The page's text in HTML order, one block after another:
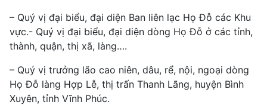
– Quý vị đại biểu, đại diện Ban liên lạc Họ Đỗ các Khu
vực.- Quý vị đại biểu, đại diện dòng Họ Đỗ ở các tỉnh,
thành, quận, thị xã, làng….
– Quý vị trưởng lão cao niên, dâu, rể, nội, ngoại dòng
Họ Đỗ làng Hợp Lễ, thị trấn Thanh Lãng, huyện Bình
Xuyên, tỉnh Vĩnh Phúc.